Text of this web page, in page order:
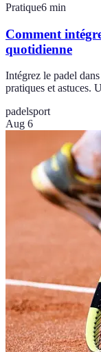
Pratique6 min
Comment
quotidienne
Intégrez le padel
pratiques et astuces.
padelsport
Aug 6